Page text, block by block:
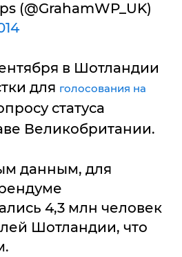
(@GrahamWP_UK)
в Шотландии
для голосования на
статуса
Великобритании.
данным, для
4,3 млн человек
Шотландии, что